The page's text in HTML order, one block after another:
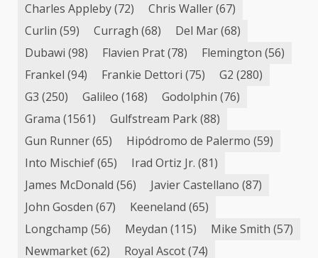
Charles Appleby(72) Chris Waller(67)
Curlin (59) Curragh (68) Del Mar(68)
Dubawi (98) Flavien Prat(78) Flemington (56)
Frankel (94) Frankie Dettori (75) G2 (280)
G3 (250) Galileo (168) Godolphin (76)
Grama (1561) Gulfstream Park(88)
Gun Runner(65) Hipódromo de Palermo (59)
Into Mischief(65) Irad Ortiz Jr. (81)
James McDonald (56) Javier Castellano (87)
John Gosden (67) Keeneland (65)
Longchamp (56) Meydan (115) Mike Smith (57)
Newmarket(62) Royal Ascot(74)